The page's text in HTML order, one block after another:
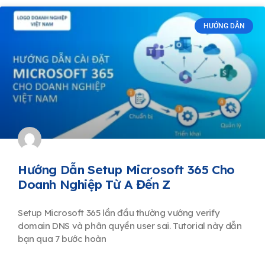
HƯỚNG DẪN
Hướng Dẫn Setup Microsoft 365 Cho
Doanh Nghiệp Từ A Đến Z
Setup Microsoft 365 lần đầu thường vướng verify
domain DNS và phân quyền user sai. Tutorial này dẫn
bạn qua 7 bước hoàn